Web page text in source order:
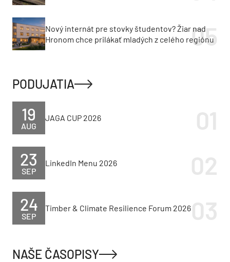
Nový internát pre stovky študentov? Žiar nad
Hronom chce prilákať mladých z celého regiónu
PODUJATIA
AUG
19 JAGA CUP 2026
SEP
23 LinkedIn Menu 2026
SEP
24 Timber & Climate Resilience Forum 2026
NAŠE ČASOPISY